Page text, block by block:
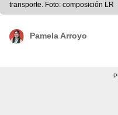
transporte. Foto: composición LR
Pamela Arroyo